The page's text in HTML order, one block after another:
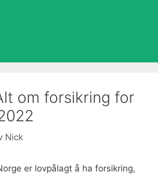
om forsikring for
Nick
er lovpålagt å ha forsikring,